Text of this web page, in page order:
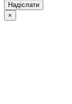
Надіслати
×